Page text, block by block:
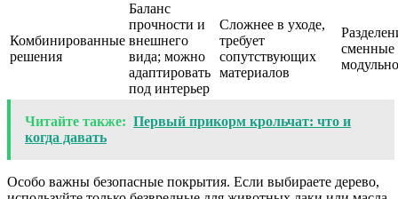
Комбинированные
решения
Баланс
прочности и
внешнего
вида; можно
адаптировать
под интерьер
Сложнее в уходе,
требует
сопутствующих
материалов
сменные
Читайте также: Первый прикорм крольчат: что и
когда давать
Особо важны безопасные покрытия. Если выбираете дерево,